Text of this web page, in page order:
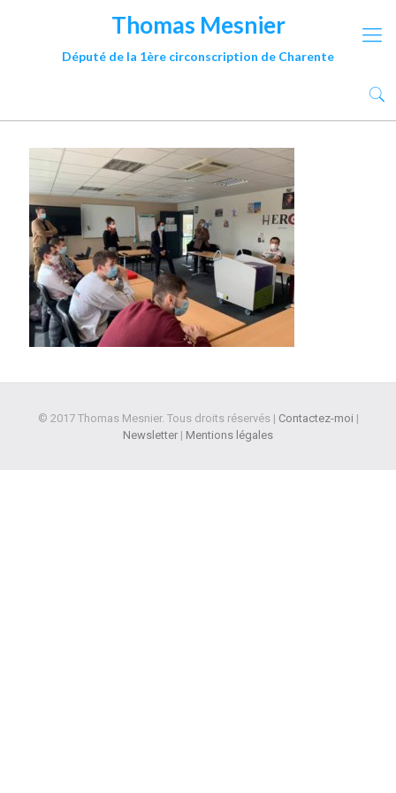
Thomas Mesnier
Député de la 1ère circonscription de Charente
© 2017 Thomas Mesnier. Tous droits réservés | Contactez-moi |
Newsletter | Mentions légales